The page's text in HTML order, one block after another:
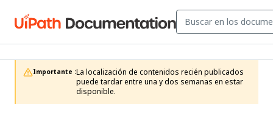
Importante :La localización de contenidos recién publicados
puede tardar entre una y dos semanas en estar
disponible.